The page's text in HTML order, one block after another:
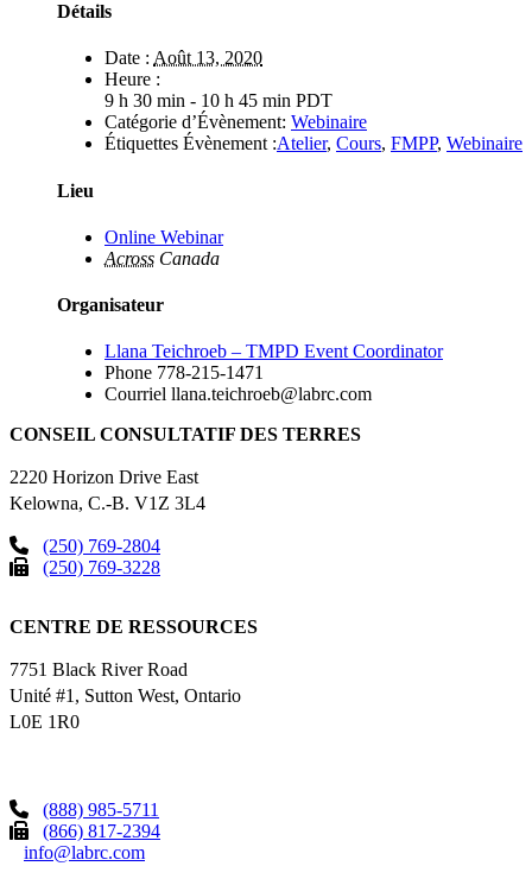
Détails
Date : Août 13, 2020
Heure :
9 h 30 min - 10 h 45 min PDT
Catégorie d’Évènement: Webinaire
Étiquettes Évènement :Atelier, Cours, FMPP, Webinaire
Lieu
Online Webinar
Across Canada
Organisateur
Llana Teichroeb – TMPD Event Coordinator
Phone 778-215-1471
Courriel llana.teichroeb@labrc.com
CONSEIL CONSULTATIF DES TERRES
2220 Horizon Drive East
Kelowna, C.-B. V1Z 3L4
(250) 769-2804
(250) 769-3228
CENTRE DE RESSOURCES
7751 Black River Road
Unité #1, Sutton West, Ontario
L0E 1R0
(888) 985-5711
(866) 817-2394
info@labrc.com